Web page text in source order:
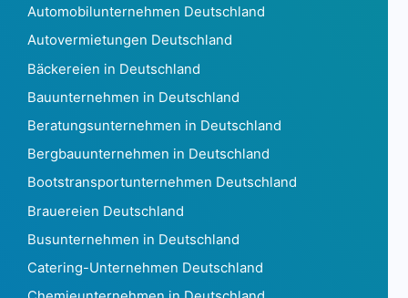
Dänemark879.745
Dschibuti273
Dominica160
Dominikanische Republik129.202
Ecuador 97863
Ägypten 71762
El Salvador2.296
Äquatorialguinea78
Eritrea21
Estland 162.520
Äthiopien8.552
Falklandinseln35
Färöer1.007
Automobilunternehmen Deutschland
Autovermietungen Deutschland
Bäckereien in Deutschland
Bauunternehmen in Deutschland
Beratungsunternehmen in Deutschland
Bergbauunternehmen in Deutschland
Bootstransportunternehmen Deutschland
Brauereien Deutschland
Busunternehmen in Deutschland
Catering-Unternehmen Deutschland